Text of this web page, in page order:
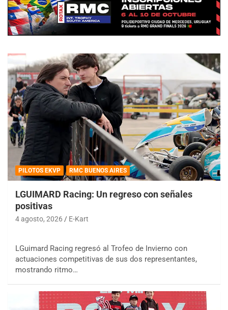
PILOTOS EKVP RMC BUENOS AIRES
LGUIMARD Racing: Un regreso con señales
positivas
4 agosto, 2026 E-Kart
LGuimard Racing regresó al Trofeo de Invierno con
actuaciones competitivas de sus dos representantes,
mostrando ritmo…